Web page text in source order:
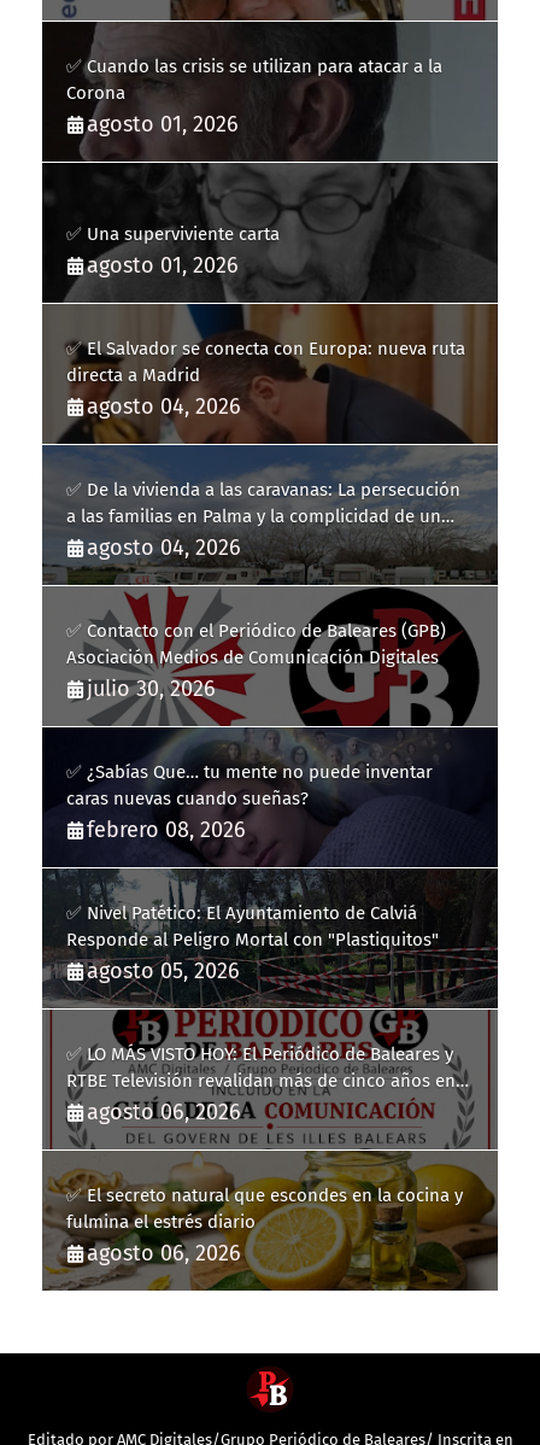
✅ Cuando las crisis se utilizan para atacar a la
Corona
agosto 01, 2026
✅ Una superviviente carta
agosto 01, 2026
✅ El Salvador se conecta con Europa: nueva ruta
directa a Madrid
agosto 04, 2026
✅ De la vivienda a las caravanas: La persecución
a las familias en Palma y la complicidad de un
fracaso heredado
agosto 04, 2026
✅ Contacto con el Periódico de Baleares (GPB)
Asociación Medios de Comunicación Digitales
julio 30, 2026
✅ ¿Sabías Que… tu mente no puede inventar
caras nuevas cuando sueñas?
febrero 08, 2026
✅ Nivel Patético: El Ayuntamiento de Calviá
Responde al Peligro Mortal con "Plastiquitos"
agosto 05, 2026
✅ LO MÁS VISTO HOY: El Periódico de Baleares y
RTBE Televisión revalidan más de cinco años en
la Guía de la Comunicación del Govern de les Illes
Balears
agosto 06, 2026
✅ El secreto natural que escondes en la cocina y
fulmina el estrés diario
agosto 06, 2026
Editado por AMC Digitales/Grupo Periódico de Baleares/ Inscrita en